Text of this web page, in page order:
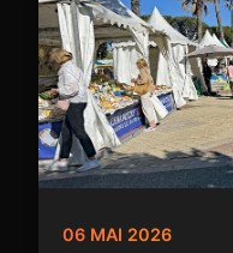
06 MAI 2026